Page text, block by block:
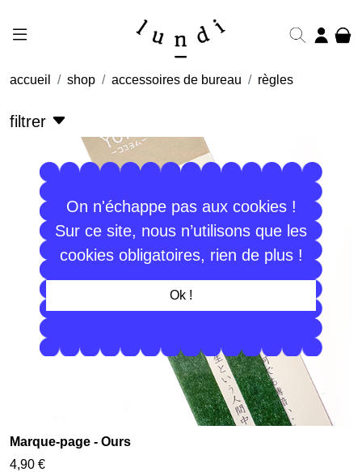
On n'échappe pas aux cookies !
Sur ce site, nous n’utilisons que les
cookies obligatoires, rien de plus !
Ok !
accueil shop accessoires de bureau règles
filtrer
Marque-page - Ours
4,90 €